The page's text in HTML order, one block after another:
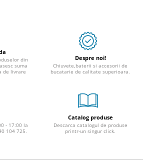
din
suma
de livrare
Despre noi!
Chiuvete,baterii si accesorii de
bucatarie de calitate superioara.
- 17:00 la
104 725.
Catalog produse
Descarca catalogul de produse
printr-un singur click.